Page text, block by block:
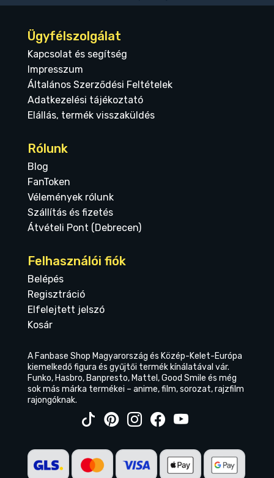
Ügyfélszolgálat
Kapcsolat és segítség
Impresszum
Általános Szerződési Feltételek
Adatkezelési tájékoztató
Elállás, termék visszaküldés
Rólunk
Blog
FanToken
Vélemények rólunk
Szállítás és fizetés
Átvételi Pont (Debrecen)
Felhasználói fiók
Belépés
Regisztráció
Elfelejtett jelszó
Kosár
A Fanbase Shop Magyarország és Közép-Kelet-Európa
kiemelkedő figura és gyűjtői termék kínálatával vár.
Funko, Hasbro, Banpresto, Mattel, Good Smile és még
sok más márka termékei – anime, film, sorozat, rajzfilm
rajongóknak.